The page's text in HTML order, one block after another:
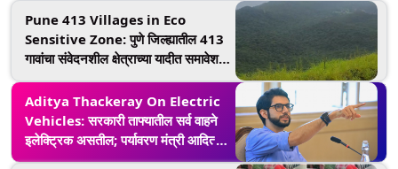
Pune 413 Villages in Eco
Sensitive Zone: पुणे जिल्ह्यातील 413
गावांचा संवेदनशील क्षेत्राच्या यादीत समावेश;
खाणकाम, उत्खनन आणि वाळू उपसावर बंदी
Aditya Thackeray On Electric
Vehicles: सरकारी ताफ्यातील सर्व वाहने
इलेक्ट्रिक असतील; पर्यावरण मंत्री आदित्य
ठाकरे यांची मोठी घोषणा